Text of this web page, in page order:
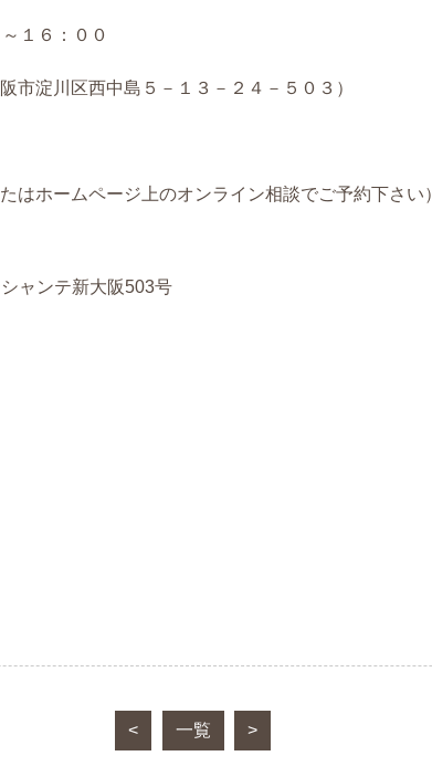
１６：００
淀川区西中島５－１３－２４－５０３）
ホームページ上のオンライン相談でご予約下さい）
ャンテ新大阪503号
< 一覧 >